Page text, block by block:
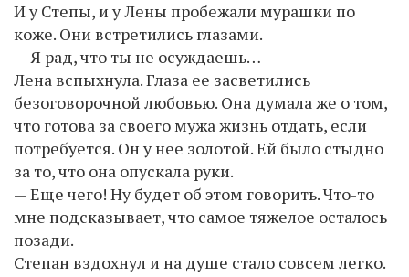
И у Степы, и у Лены пробежали мурашки по
коже. Они встретились глазами.
— Я рад, что ты не осуждаешь…
Лена вспыхнула. Глаза ее засветились
безоговорочной любовью. Она думала же о том,
что готова за своего мужа жизнь отдать, если
потребуется. Он у нее золотой. Ей было стыдно
за то, что она опускала руки.
— Еще чего! Ну будет об этом говорить. Что-то
мне подсказывает, что самое тяжелое осталось
позади.
Степан вздохнул и на душе стало совсем легко.